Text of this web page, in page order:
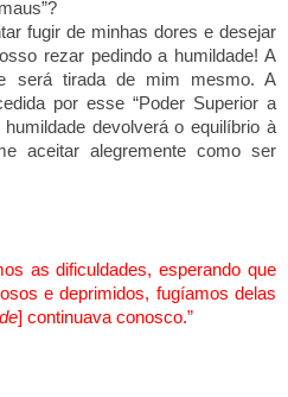
fugir de minhas dores e desejar
rezar pedindo a humildade! A
será tirada de mim mesmo. A
por esse “Poder Superior a
devolverá o equilíbrio à
aceitar alegremente como ser
as dificuldades, esperando que
e deprimidos, fugíamos delas
] continuava conosco.”